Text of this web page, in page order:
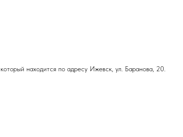
который находится по адресу Ижевск, ул. Баранова, 20.